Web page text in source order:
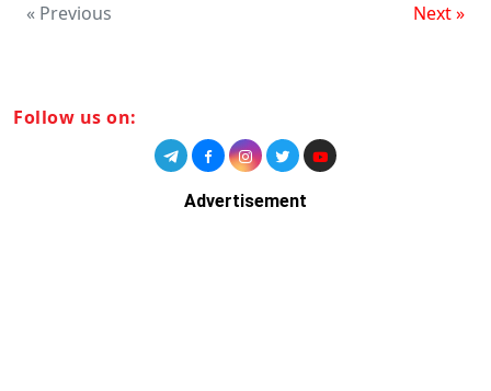
« Previous Next »
Follow us on:
Advertisement